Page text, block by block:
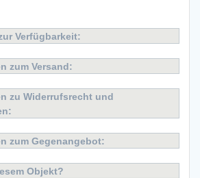
Verfügbarkeit:
zum Versand:
zu Widerrufsrecht und
zum Gegenangebot:
Objekt?